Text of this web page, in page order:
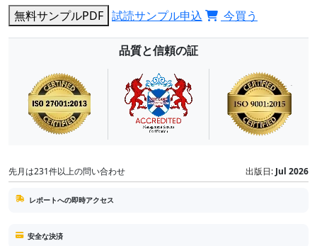
無料サンプルPDF 試読サンプル申込 今買う
品質と信頼の証
先月は231件以上の問い合わせ 出版日: Jul 2026
レポートへの即時アクセス
安全な決済